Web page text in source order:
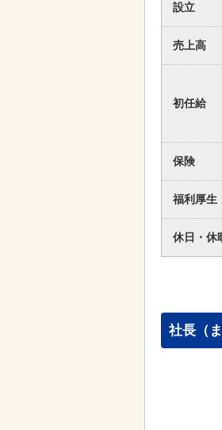
設立
売上高
初任給
保険
福利厚生
休日・休
社長（